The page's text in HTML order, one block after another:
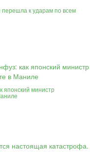
к ударам по всем
японский министр